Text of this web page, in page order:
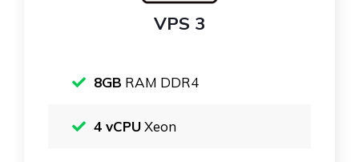
VPS 3
8GB RAM DDR4
4 vCPUXeon